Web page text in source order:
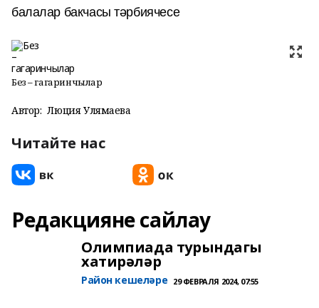
балалар бакчасы тәрбиячесе
Без – гагаринчылар
Автор: Люция Улямаева
Читайте нас
Редакцияне сайлау
Олимпиада турындагы
хатирәләр
Район кешеләре 29 ФЕВРАЛЯ 2024, 07:55